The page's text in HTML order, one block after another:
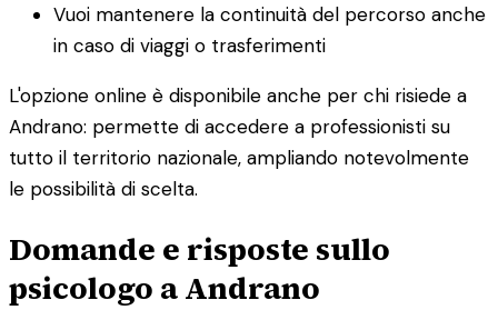
Vuoi mantenere la continuità del percorso anche
in caso di viaggi o trasferimenti
L'opzione online è disponibile anche per chi risiede a
Andrano: permette di accedere a professionisti su
tutto il territorio nazionale, ampliando notevolmente
le possibilità di scelta.
Domande e risposte sullo
psicologo a Andrano